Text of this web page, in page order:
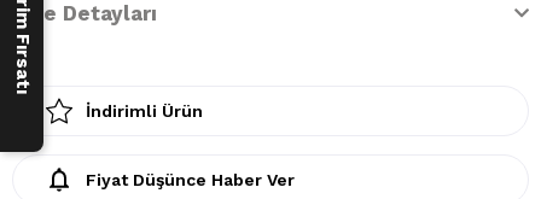
İade Detayları
İndirimli Ürün
Fiyat Düşünce Haber Ver